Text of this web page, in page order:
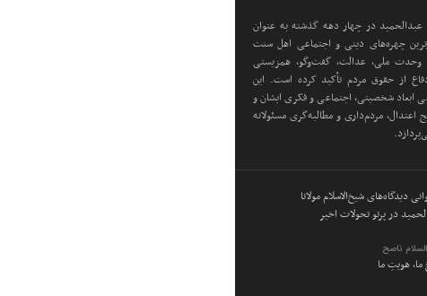
عبدالحمید در چهار دهه گذشته به عنوان
چهره‌های دینی و اجتماعی اهل سنت
وحدت ملی، عدالت، گفت‌وگو، همزیستی
از حقوق مردم تأکید کرده است. این
ابعاد شخصیتی، اجتماعی و فکری ایشان و
مردم‌داری و مطالبه‌گری مسئولانه
دیدگاه‌های شیخ‌الاسلام مولانا
در پرتو تحولات اخیر
ناصح
ما، هویتِ ما